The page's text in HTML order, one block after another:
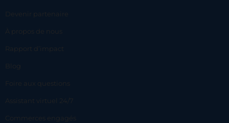
Devenir partenaire
À propos de nous
Rapport d’impact
Blog
Foire aux questions
Assistant virtuel 24/7
Commerces engagés